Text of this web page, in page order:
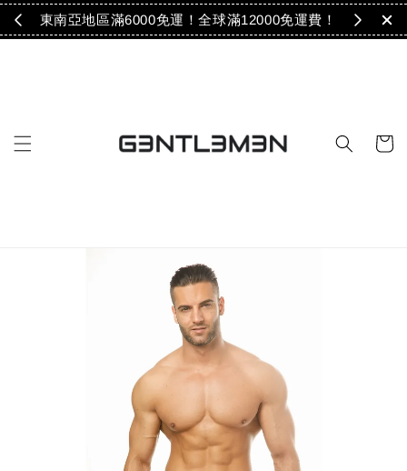
！ 東南亞地區滿6000免運！全球滿12000免運費！